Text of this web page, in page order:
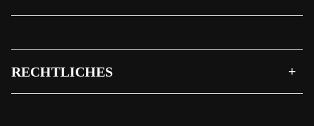
RECHTLICHES